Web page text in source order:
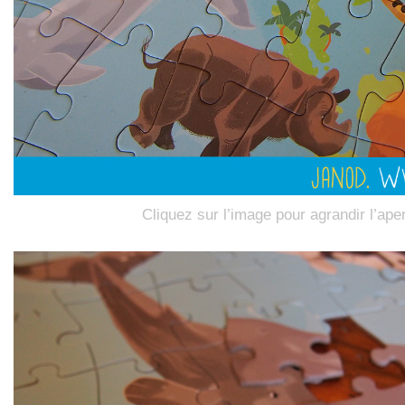
Cliquez sur l’image pour agrandir